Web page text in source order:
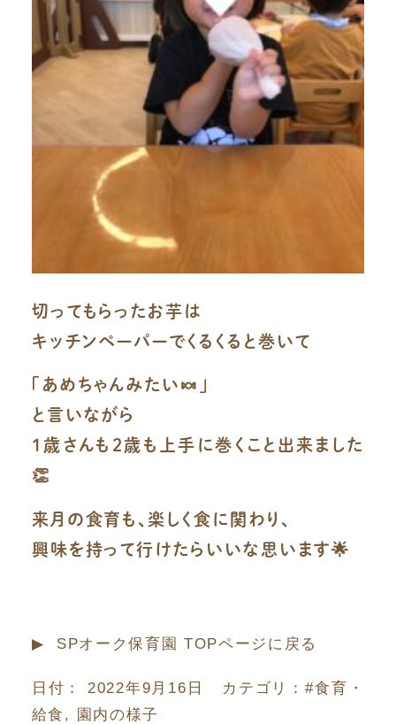
切ってもらったお芋は
キッチンペーパーでくるくると巻いて
「あめちゃんみたい🍬」
と言いながら
1歳さんも2歳も上手に巻くこと出来ました
👏
来月の食育も、楽しく食に関わり、
興味を持って行けたらいいな思います🌟
▶︎ SPオーク保育園 TOPページに戻る
日付：2022年9月16日 カテゴリ：#食育・
給食 , 園内の様子